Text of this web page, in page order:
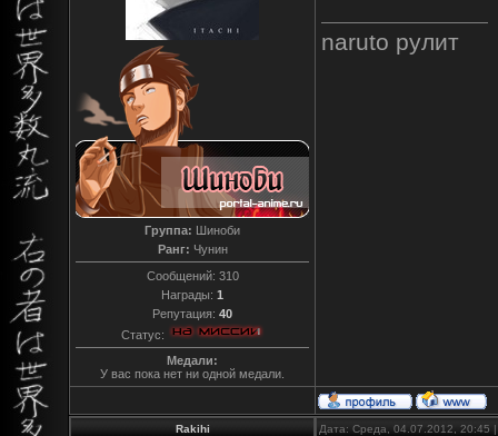
Группа: Шиноби
Ранг: Чунин
Сообщений: 310
Награды: 1
Репутация: 40
Статус:
Медали:
У вас пока нет ни одной медали.
naruto рулит
Rakihi Дата: Среда, 04.07.2012,